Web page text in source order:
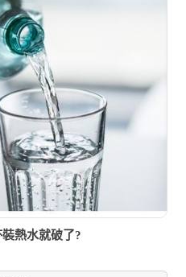
熱水就破了?